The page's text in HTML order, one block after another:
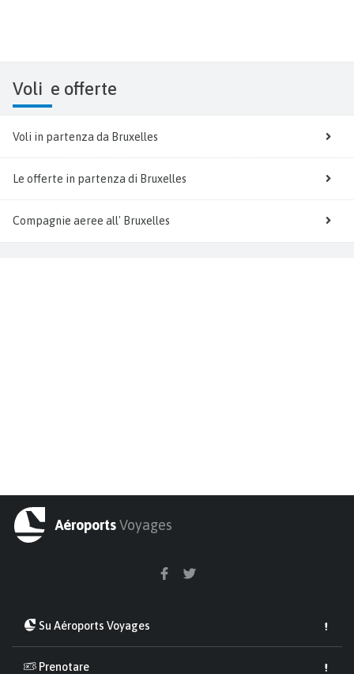
Voli e offerte
Voli in partenza da Bruxelles
Le offerte in partenza di Bruxelles
Compagnie aeree all' Bruxelles
AéroportsVoyages
Su Aéroports Voyages
Prenotare